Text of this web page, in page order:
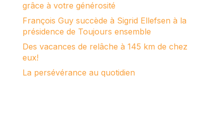
grâce à votre générosité
François Guy succède à Sigrid Ellefsen à la
présidence de Toujours ensemble
Des vacances de relâche à 145 km de chez
eux!
La persévérance au quotidien